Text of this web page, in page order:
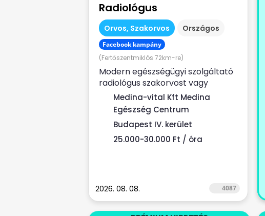
Radiológus
Orvos, Szakorvos Országos
Facebook kampány
(Fertőszentmiklós 72km-re)
Modern egészségügyi szolgáltató
radiológus szakorvost vagy
rezidenset (liscenec vizsga után)
keres Rendelési...
Medina-vital Kft Medina
Egészség Centrum
Budapest IV. kerület
25.000-30.000 Ft / óra
2026. 08. 08. 4087